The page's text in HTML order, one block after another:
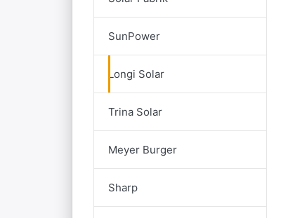
SunPower
Longi Solar
Trina Solar
Meyer Burger
Sharp